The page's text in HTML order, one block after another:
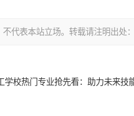
不代表本站立场。转载请注明出
学校热门专业抢先看：助力未来技